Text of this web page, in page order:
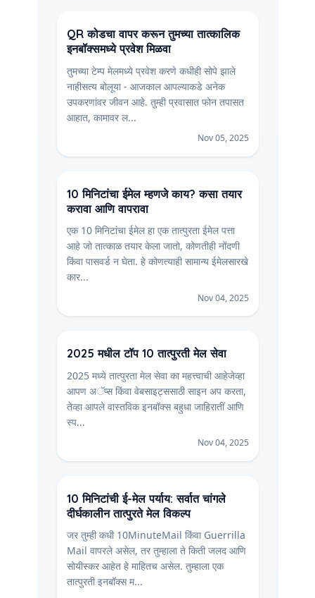
QR कोडचा वापर करून तुमच्या तात्कालिक
इनबॉक्समध्ये प्रवेश मिळवा
तुमच्या टेम्प मेलमध्ये प्रवेश करणे कधीही सोपे झाले
नाहीसत्य बोलूया - आजकाल आपल्याकडे अनेक
उपकरणांवर जीवन आहे. तुम्ही प्रवासात फोन तपासत
आहात, कामावर ल...
Nov 05, 2025
10 मिनिटांचा ईमेल म्हणजे काय? कसा तयार
करावा आणि वापरावा
एक 10 मिनिटांचा ईमेल हा एक तात्पुरता ईमेल पत्ता
आहे जो तात्काळ तयार केला जातो, कोणतीही नोंदणी
किंवा पासवर्ड न घेता. हे कोणत्याही सामान्य ईमेलसारखे
कार...
Nov 04, 2025
2025 मधील टॉप 10 तात्पुरती मेल सेवा
2025 मध्ये तात्पुरता मेल सेवा का महत्त्वाची आहेजेव्हा
आपण अॅप्स किंवा वेबसाइट्ससाठी साइन अप करता,
तेव्हा आपले वास्तविक इनबॉक्स बहुधा जाहिरातीं आणि
स्प...
Nov 04, 2025
10 मिनिटांची ई-मेल पर्याय: सर्वात चांगले
दीर्घकालीन तात्पुरते मेल विकल्प
जर तुम्ही कधी 10MinuteMail किंवा Guerrilla
Mail वापरले असेल, तर तुम्हाला ते किती जलद आणि
सोयीस्कर आहेत हे माहितच असेल. तुम्हाला एक
तात्पुरती इनबॉक्स म...